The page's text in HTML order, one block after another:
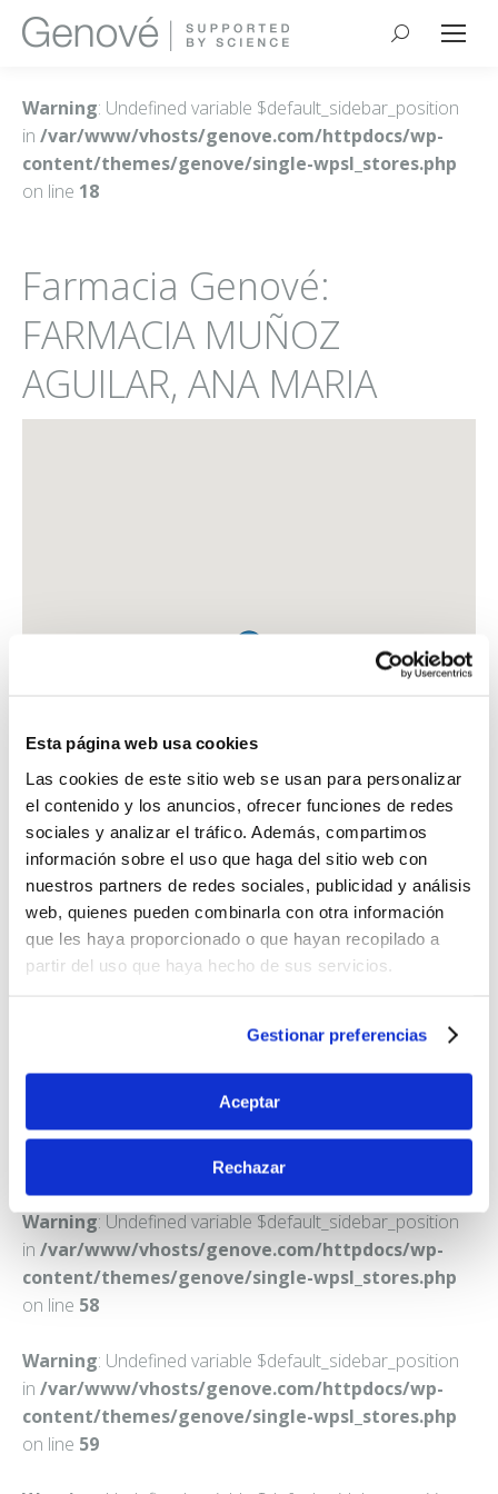
Esta página web usa cookies
Las cookies de este sitio web se usan para personalizar
el contenido y los anuncios, ofrecer funciones de redes
sociales y analizar el tráfico. Además, compartimos
información sobre el uso que haga del sitio web con
nuestros partners de redes sociales, publicidad y análisis
web, quienes pueden combinarla con otra información
que les haya proporcionado o que hayan recopilado a
partir del uso que haya hecho de sus servicios.
Gestionar preferencias
Aceptar
Rechazar
Buscar:
Warning: Undefined variable $default_sidebar_position
in /var/www/vhosts/genove.com/httpdocs/wp-
content/themes/genove/single-wpsl_stores.php
on line 18
Farmacia Genové:
FARMACIA MUÑOZ
AGUILAR, ANA MARIA
FARMACIA MUÑOZ AGUILAR, ANA MARIA
C. CRISTO, 2
Warning: Undefined variable $default_sidebar_position
in /var/www/vhosts/genove.com/httpdocs/wp-
content/themes/genove/single-wpsl_stores.php
on line 58
Warning: Undefined variable $default_sidebar_position
in /var/www/vhosts/genove.com/httpdocs/wp-
content/themes/genove/single-wpsl_stores.php
on line 59